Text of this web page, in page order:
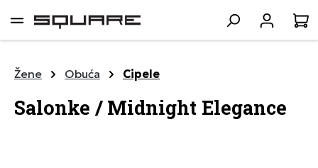
sadržaj
Žene Obuća Cipele
Salonke / Midnight Elegance